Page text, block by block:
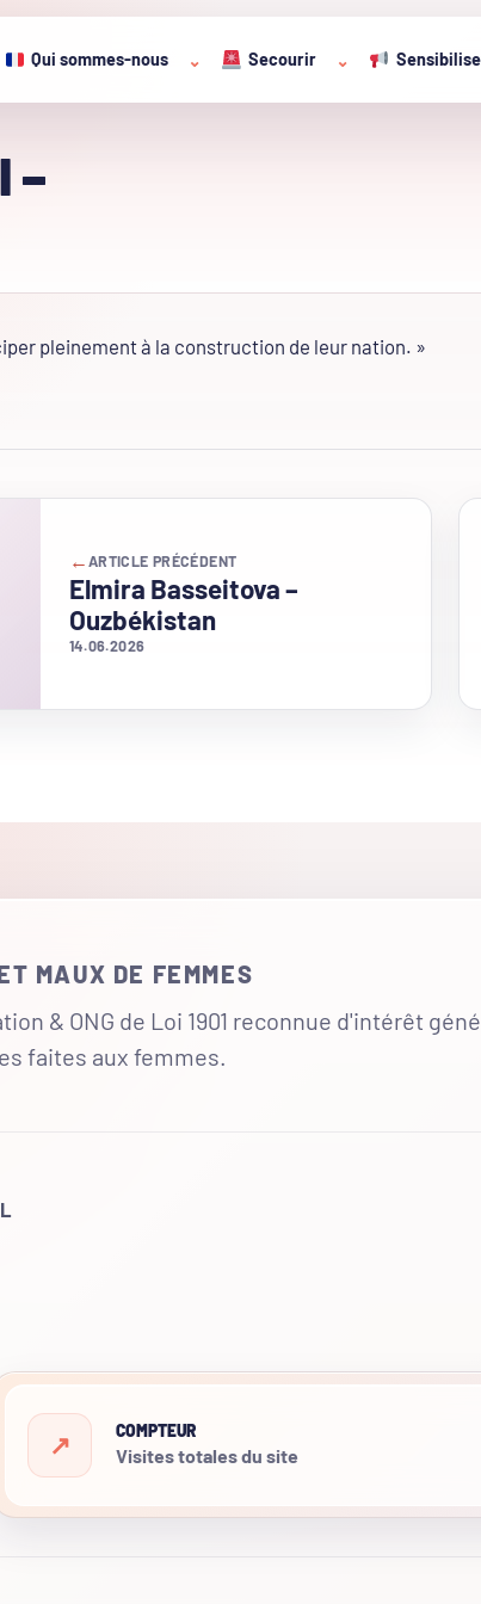
Qui sommes-nous ⌄ Secourir ⌄
–
pleinement à la construction de leur nation. »
← ARTICLE PRÉCÉDENT
Elmira Basseitova –
Ouzbékistan
14.06.2026
MAUX DE FEMMES
& ONG de Loi 1901 reconnue d'intérêt
faites aux femmes.
COMPTEUR
Visites totales du site